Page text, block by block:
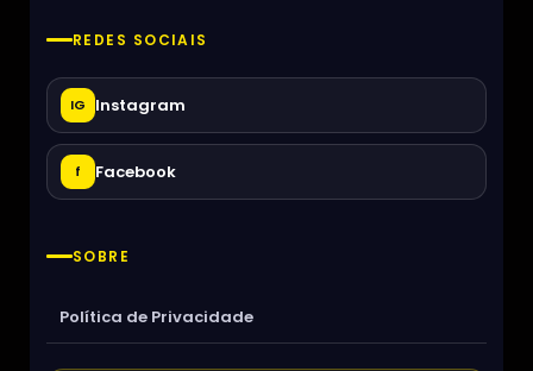
REDES SOCIAIS
IG Instagram
f Facebook
SOBRE
Política de Privacidade